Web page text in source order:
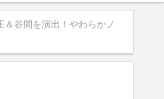
＆谷間を演出！やわらかノ